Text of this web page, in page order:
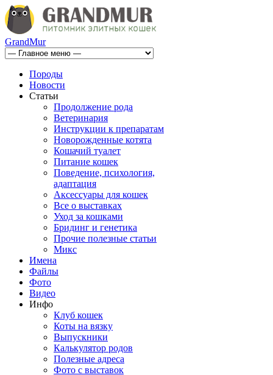
GrandMur
Породы
Новости
Статьи
Продолжение рода
Ветеринария
Инструкции к препаратам
Новорожденные котята
Кошачий туалет
Питание кошек
Поведение, психология,
адаптация
Аксессуары для кошек
Все о выставках
Уход за кошками
Бридинг и генетика
Прочие полезные статьи
Микс
Имена
Файлы
Фото
Видео
Инфо
Клуб кошек
Коты на вязку
Выпускники
Калькулятор родов
Полезные адреса
Фото с выставок